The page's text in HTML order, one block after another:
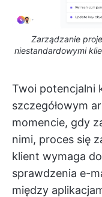
Zarządzanie
niestandardowymi
Twoi potencjalni
szczegółowym
momencie, gdy
nimi, proces się
klient wymaga
sprawdzenia e-
między